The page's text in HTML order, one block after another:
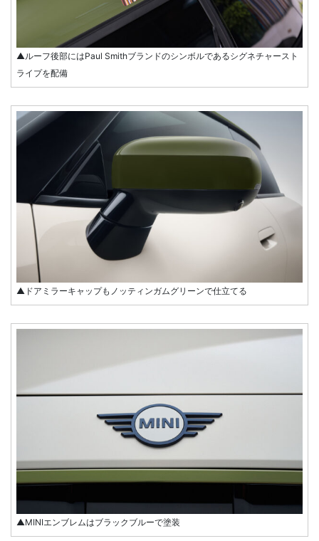
▲ルーフ後部にはPaul Smithブランドのシンボルであるシグネチャースト
ライプを配備
▲ドアミラーキャップもノッティンガムグリーンで仕立てる
▲MINIエンブレムはブラックブルーで塗装